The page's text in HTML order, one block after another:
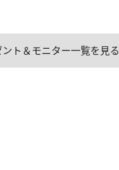
ント＆モニター一覧を見る